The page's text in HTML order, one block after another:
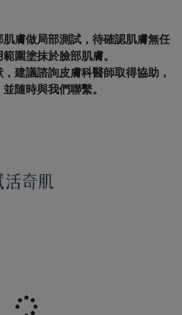
膚做局部測試，待確認肌膚無任
圍塗抹於臉部肌膚。
建議諮詢皮膚科醫師取得協助，
隨時與我們聯繫。